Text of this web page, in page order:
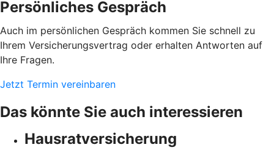
Persönliches Gespräch
Auch im persönlichen Gespräch kommen Sie schnell zu
Ihrem Versicherungsvertrag oder erhalten Antworten auf
Ihre Fragen.
Jetzt Termin vereinbaren
Das könnte Sie auch interessieren
Hausratversicherung